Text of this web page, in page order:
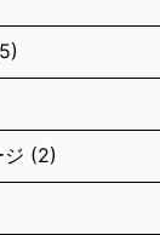
ジ (2)